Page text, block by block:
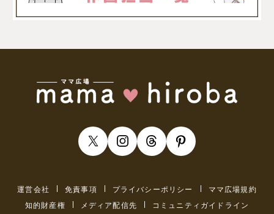
運営会社 免責事項 プライバシーポリシー
ママ広場規約
知的財産権
メディア配信先 コミュニティガイドライン